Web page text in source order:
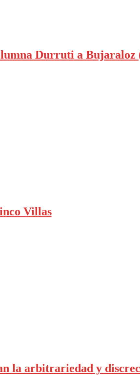
Durruti a Bujaraloz
Villas
la arbitrariedad y